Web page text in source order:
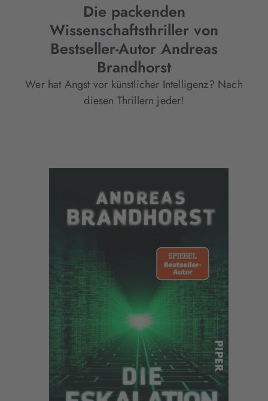
Die packenden
Wissenschaftsthriller von
Bestseller-Autor Andreas
Brandhorst
Wer hat Angst vor künstlicher Intelligenz? Nach
diesen Thrillern jeder!